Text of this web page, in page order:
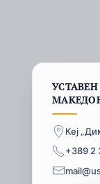
Кеј
+389 2